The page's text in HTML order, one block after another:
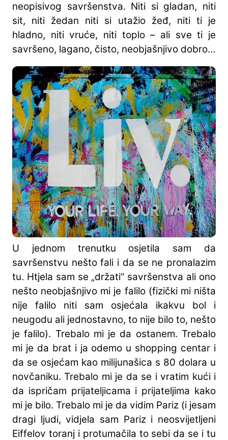
neopisivog savršenstva. Niti si gladan, niti
sit, niti žedan niti si utažio žeđ, niti ti je
hladno, niti vruće, niti toplo – ali sve ti je
savršeno, lagano, čisto, neobjašnjivo dobro…
U jednom trenutku osjetila sam da
savršenstvu nešto fali i da se ne pronalazim
tu. Htjela sam se „držati“ savršenstva ali ono
nešto neobjašnjivo mi je falilo (fizički mi ništa
nije falilo niti sam osjećala ikakvu bol i
neugodu ali jednostavno, to nije bilo to, nešto
je falilo). Trebalo mi je da ostanem. Trebalo
mi je da brat i ja odemo u shopping centar i
da se osjećam kao milijunašica s 80 dolara u
novčaniku. Trebalo mi je da se i vratim kući i
da ispričam prijateljicama i prijateljima kako
mi je bilo. Trebalo mi je da vidim Pariz (i jesam
dragi ljudi, vidjela sam Pariz i neosvijetljeni
Eiffelov toranj i protumačila to sebi da se i tu